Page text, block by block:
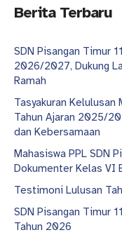
Berita Terbaru
SDN Pisangan Timur
2026/2027, Dukung
Ramah
Tasyakuran Kelulusan
Tahun Ajaran 2025/
dan Kebersamaan
Mahasiswa PPL SDN
Dokumenter Kelas VI
Testimoni Lulusan
SDN Pisangan Timur
Tahun 2026